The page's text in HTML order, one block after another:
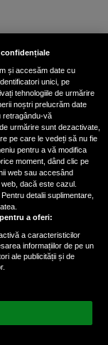
trupei
arătat talentul
în Franţa
de agresiune
Detalii șocante
pe...
confidențiale
și accesăm date cu
unici, pe
tehnologiile de urmărire
noștri prelucrăm date
retragându-vă
urmărire sunt dezactivate,
pe care le vedeți să nu fie
pentru a vă modifica
moment, dând clic pe
web sau accesând
dacă este cazul.
detalii suplimentare,
a oferi:
a caracteristicilor
informațiilor de pe un
ale publicității și de